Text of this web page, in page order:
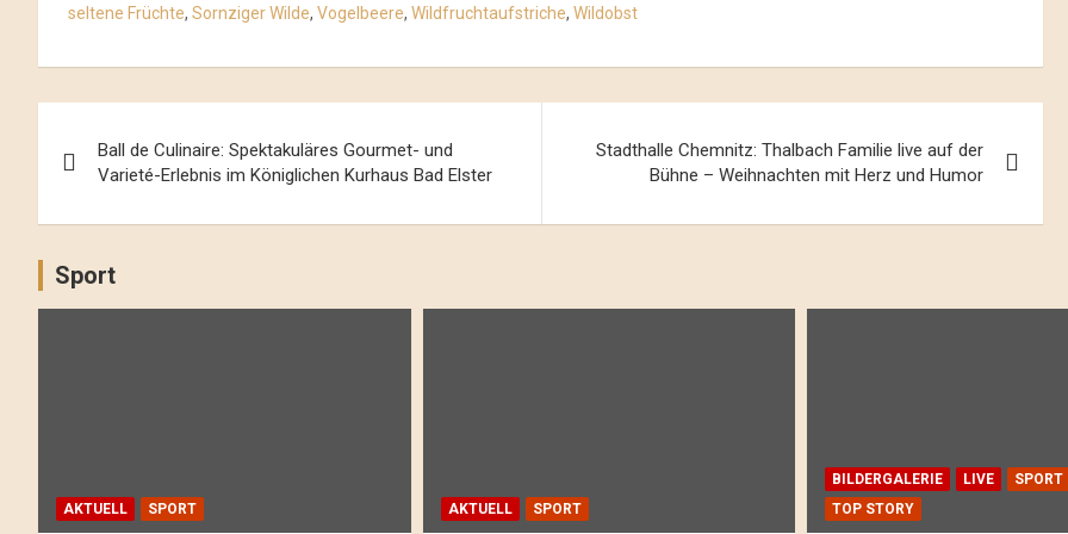
seltene Früchte, Sornziger Wilde, Vogelbeere, Wildfruchtaufstriche, Wildobst
Navigation
Ball de Culinaire: Spektakuläres Gourmet- und
Varieté-Erlebnis im Königlichen Kurhaus Bad Elster
Stadthalle Chemnitz: Thalbach Familie live auf der
Bühne – Weihnachten mit Herz und Humor
Sport
AKTUELL SPORT AKTUELL SPORT
BILDERGALERIE LIVE
SPORT
TOP STORY